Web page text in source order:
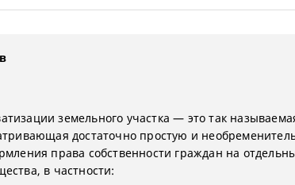
земельного участка — это так
достаточно простую и
права собственности граждан на
в частности: